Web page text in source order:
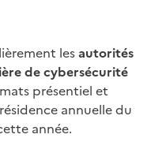
lesautorités
de cybersécurité
présentiel et
annuelle du
année.